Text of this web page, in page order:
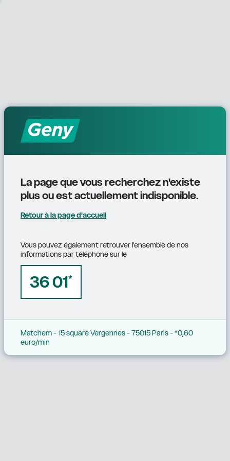
La page que vous recherchez n'existe
plus ou est actuellement indisponible.
Retour à la page d'accueil
Vous pouvez également retrouver l'ensemble de nos
informations par téléphone sur le
36 01*
Matchem - 15 square Vergennes - 75015 Paris - *0,60
euro/min